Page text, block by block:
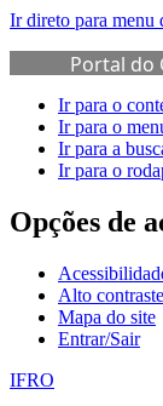
Ir direto para menu
Portal do
Ir para o
Ir para o
Ir para a
Ir para o
Opções de
Alto contraste
Mapa do site
Entrar/Sair
IFRO